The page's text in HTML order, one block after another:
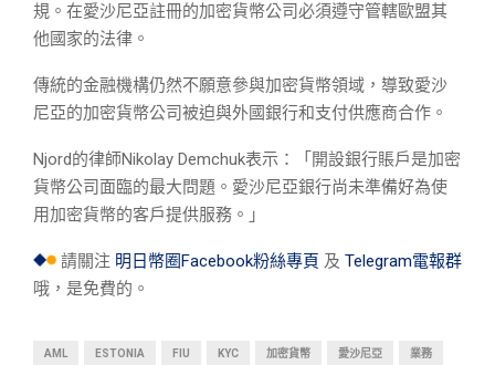
規。在愛沙尼亞註冊的加密貨幣公司必須遵守管轄歐盟其
他國家的法律。
傳統的金融機構仍然不願意參與加密貨幣領域，導致愛沙
尼亞的加密貨幣公司被迫與外國銀行和支付供應商合作。
Njord的律師Nikolay Demchuk表示：「開設銀行賬戶是加密
貨幣公司面臨的最大問題。愛沙尼亞銀行尚未準備好為使
用加密貨幣的客戶提供服務。」
請關注 明日幣圈Facebook粉絲專頁 及 Telegram電報群
哦，是免費的。
AML ESTONIA FIU KYC 加密貨幣 愛沙尼亞 業務